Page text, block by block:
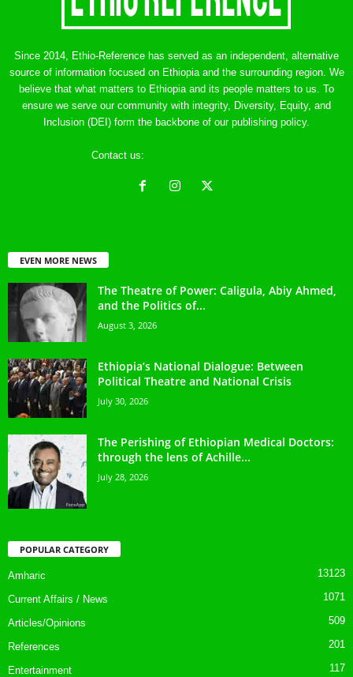
Since 2014, Ethio-Reference has served as an independent, alternative
source of information focused on Ethiopia and the surrounding region. We
believe that what matters to Ethiopia and its people matters to us. To
ensure we serve our community with integrity, Diversity, Equity, and
Inclusion (DEI) form the backbone of our publishing policy.
Contact us:
EVEN MORE NEWS
The Theatre of Power: Caligula, Abiy Ahmed,
and the Politics of...
August 3, 2026
Ethiopia’s National Dialogue: Between
Political Theatre and National Crisis
July 30, 2026
The Perishing of Ethiopian Medical Doctors:
through the lens of Achille...
July 28, 2026
POPULAR CATEGORY
Amharic 13123
Current Affairs / News 1071
Articles/Opinions 509
References 201
Entertainment 117